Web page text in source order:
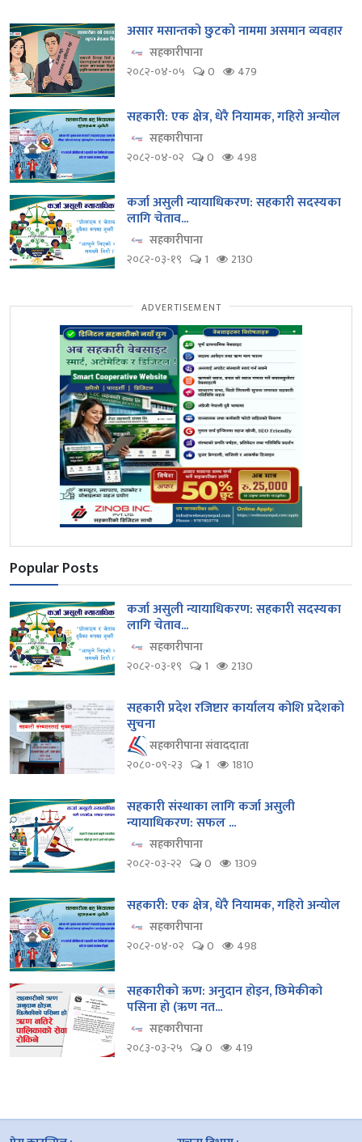
असार मसान्तको छुटको नाममा असमान व्यवहार
सहकारीपाना
२०८२-०४-०५
0 479
सहकारी: एक क्षेत्र, धेरै नियामक, गहिरो अन्योल
सहकारीपाना
२०८२-०४-०२
0 498
कर्जा असुली न्यायाधिकरण: सहकारी सदस्यका
लागि चेताव...
सहकारीपाना
२०८२-०३-१९
1 2130
ADVERTISEMENT
Popular Posts
कर्जा असुली न्यायाधिकरण: सहकारी सदस्यका
लागि चेताव...
सहकारीपाना
२०८२-०३-१९
1 2130
सहकारी प्रदेश रजिष्टार कार्यालय कोशि प्रदेशको
सुचना
सहकारीपाना संवाददाता
२०८०-०९-२३
1 1810
सहकारी संस्थाका लागि कर्जा असुली
न्यायाधिकरण: सफल ...
सहकारीपाना
२०८२-०३-२२
0 1309
सहकारी: एक क्षेत्र, धेरै नियामक, गहिरो अन्योल
सहकारीपाना
२०८२-०४-०२
0 498
सहकारीको ऋण: अनुदान होइन, छिमेकीको
पसिना हो (ऋण नत...
सहकारीपाना
२०८३-०३-२५
0 419